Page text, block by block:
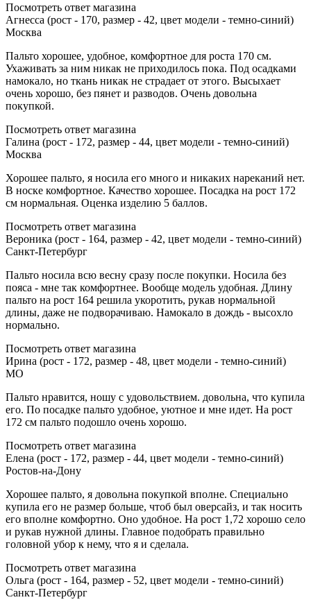
Посмотреть ответ магазина
Агнесса (рост - 170, размер - 42, цвет модели - темно-синий)
Москва
Пальто хорошее, удобное, комфортное для роста 170 см.
Ухаживать за ним никак не приходилось пока. Под осадками
намокало, но ткань никак не страдает от этого. Высыхает
очень хорошо, без пянет и разводов. Очень довольна
покупкой.
Посмотреть ответ магазина
Галина (рост - 172, размер - 44, цвет модели - темно-синий)
Москва
Хорошее пальто, я носила его много и никаких нареканий нет.
В носке комфортное. Качество хорошее. Посадка на рост 172
см нормальная. Оценка изделию 5 баллов.
Посмотреть ответ магазина
Вероника (рост - 164, размер - 42, цвет модели - темно-синий)
Санкт-Петербург
Пальто носила всю весну сразу после покупки. Носила без
пояса - мне так комфортнее. Вообще модель удобная. Длину
пальто на рост 164 решила укоротить, рукав нормальной
длины, даже не подворачиваю. Намокало в дождь - высохло
нормально.
Посмотреть ответ магазина
Ирина (рост - 172, размер - 48, цвет модели - темно-синий)
МО
Пальто нравится, ношу с удовольствием. довольна, что купила
его. По посадке пальто удобное, уютное и мне идет. На рост
172 см пальто подошло очень хорошо.
Посмотреть ответ магазина
Елена (рост - 172, размер - 44, цвет модели - темно-синий)
Ростов-на-Дону
Хорошее пальто, я довольна покупкой вполне. Специально
купила его не размер больше, чтоб был оверсайз, и так носить
его вполне комфортно. Оно удобное. На рост 1,72 хорошо село
и рукав нужной длины. Главное подобрать правильно
головной убор к нему, что я и сделала.
Посмотреть ответ магазина
Ольга (рост - 164, размер - 52, цвет модели - темно-синий)
Санкт-Петербург